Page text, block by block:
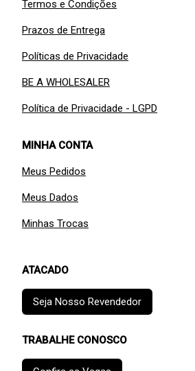
Termos e Condições
Prazos de Entrega
Políticas de Privacidade
BE A WHOLESALER
Política de Privacidade - LGPD
MINHA CONTA
Meus Pedidos
Meus Dados
Minhas Trocas
ATACADO
Seja Nosso Revendedor
TRABALHE CONOSCO